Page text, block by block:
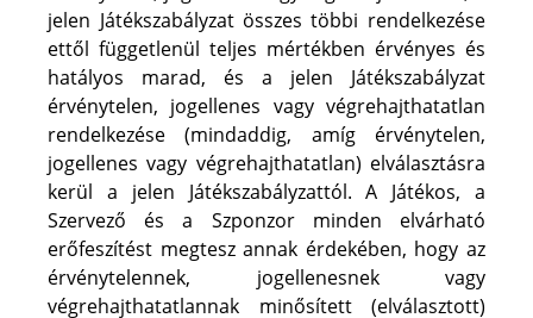
jelen Játékszabályzat összes többi rendelkezése
ettől függetlenül teljes mértékben érvényes és
hatályos marad, és a jelen Játékszabályzat
érvénytelen, jogellenes vagy végrehajthatatlan
rendelkezése (mindaddig, amíg érvénytelen,
jogellenes vagy végrehajthatatlan) elválasztásra
kerül a jelen Játékszabályzattól. A Játékos, a
Szervező és a Szponzor minden elvárható
erőfeszítést megtesz annak érdekében, hogy az
érvénytelennek, jogellenesnek vagy
végrehajthatatlannak minősített (elválasztott)